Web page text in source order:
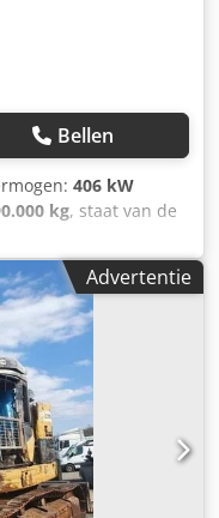
Bellen
406 kW
kg, staat van de
390FL ME
u Gesloten
Achteruitrijcamera
2,90 m
ca. 60%
U I Hbofx Ai Nerf
Bedrijfsgewicht: 90 ton
Advertentie